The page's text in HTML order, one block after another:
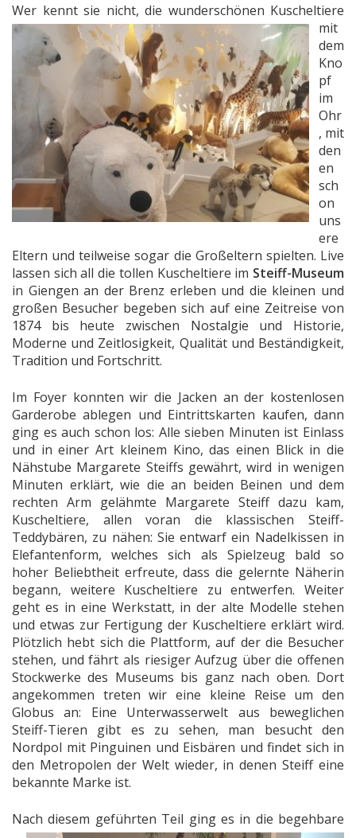
Wer kennt sie nicht, die wunderschönen Kuscheltiere
mit
dem
Kno
pf
im
Ohr
, mit
den
en
sch
on
uns
ere
Eltern und teilweise sogar die Großeltern spielten. Live
lassen sich all die tollen Kuscheltiere im Steiff-Museum
in Giengen an der Brenz erleben und die kleinen und
großen Besucher begeben sich auf eine Zeitreise von
1874 bis heute zwischen Nostalgie und Historie,
Moderne und Zeitlosigkeit, Qualität und Beständigkeit,
Tradition und Fortschritt.
Im Foyer konnten wir die Jacken an der kostenlosen
Garderobe ablegen und Eintrittskarten kaufen, dann
ging es auch schon los: Alle sieben Minuten ist Einlass
und in einer Art kleinem Kino, das einen Blick in die
Nähstube Margarete Steiffs gewährt, wird in wenigen
Minuten erklärt, wie die an beiden Beinen und dem
rechten Arm gelähmte Margarete Steiff dazu kam,
Kuscheltiere, allen voran die klassischen Steiff-
Teddybären, zu nähen: Sie entwarf ein Nadelkissen in
Elefantenform, welches sich als Spielzeug bald so
hoher Beliebtheit erfreute, dass die gelernte Näherin
begann, weitere Kuscheltiere zu entwerfen. Weiter
geht es in eine Werkstatt, in der alte Modelle stehen
und etwas zur Fertigung der Kuscheltiere erklärt wird.
Plötzlich hebt sich die Plattform, auf der die Besucher
stehen, und fährt als riesiger Aufzug über die offenen
Stockwerke des Museums bis ganz nach oben. Dort
angekommen treten wir eine kleine Reise um den
Globus an: Eine Unterwasserwelt aus beweglichen
Steiff-Tieren gibt es zu sehen, man besucht den
Nordpol mit Pinguinen und Eisbären und findet sich in
den Metropolen der Welt wieder, in denen Steiff eine
bekannte Marke ist.
Nach diesem geführten Teil ging es in die begehbare